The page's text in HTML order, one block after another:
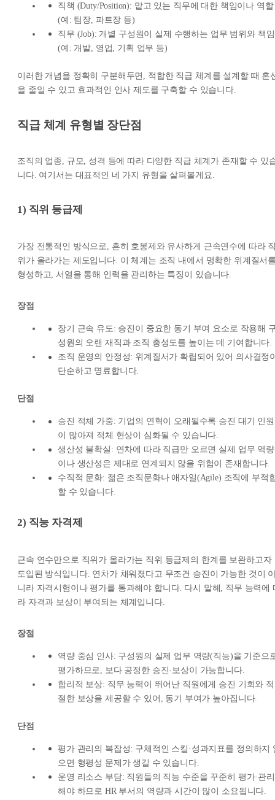
직책 (Duty/Position): 맡고 있는 직무에 대한 책임이나 역할
(예: 팀장, 파트장 등)
직무 (Job): 개별 구성원이 실제 수행하는 업무 범위와 책임
(예: 개발, 영업, 기획 업무 등)
이러한 개념을 정확히 구분해두면, 적합한 직급 체계를 설계할 때 혼
을 줄일 수 있고 효과적인 인사 제도를 구축할 수 있습니다.
직급 체계 유형별 장단점
조직의 업종, 규모, 성격 등에 따라 다양한 직급 체계가 존재할 수 있
니다. 여기서는 대표적인 네 가지 유형을 살펴볼게요.
1) 직위 등급제
가장 전통적인 방식으로, 흔히 호봉제와 유사하게 근속연수에 따라
위가 올라가는 제도입니다. 이 체계는 조직 내에서 명확한 위계질서
형성하고, 서열을 통해 인력을 관리하는 특징이 있습니다.
장점
장기 근속 유도: 승진이 중요한 동기 부여 요소로 작용해
성원의 오랜 재직과 조직 충성도를 높이는 데 기여합니다.
조직 운영의 안정성: 위계질서가 확립되어 있어 의사결정
단순하고 명료합니다.
단점
승진 적체 가중: 기업의 연혁이 오래될수록 승진 대기 인원
이 많아져 적체 현상이 심화될 수 있습니다.
생산성 불확실: 연차에 따라 직급만 오르면 실제 업무 역량
이나 생산성은 제대로 연계되지 않을 위험이 존재합니다.
수직적 문화: 젊은 조직문화나 애자일(Agile) 조직에 부적
할 수 있습니다.
2) 직능 자격제
근속 연수만으로 직위가 올라가는 직위 등급제의 한계를 보완하고자
도입된 방식입니다. 연차가 채워졌다고 무조건 승진이 가능한 것이
니라 자격시험이나 평가를 통과해야 합니다. 다시 말해, 직무 능력에
라 자격과 보상이 부여되는 체계입니다.
장점
역량 중심 인사: 구성원의 실제 업무 역량(직능)을 기준으
평가하므로, 보다 공정한 승진·보상이 가능합니다.
합리적 보상: 직무 능력이 뛰어난 직원에게 승진 기회와 적
절한 보상을 제공할 수 있어, 동기 부여가 높아집니다.
단점
평가 관리의 복잡성: 구체적인 스킬·성과지표를 정의하지
으면 형평성 문제가 생길 수 있습니다.
운영 리소스 부담: 직원들의 직능 수준을 꾸준히 평가·관리
해야 하므로 HR 부서의 역량과 시간이 많이 소요됩니다.